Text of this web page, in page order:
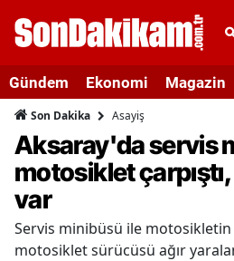
Gündem Ekonomi Magazin
Son Dakika Asayiş
Aksaray'da servis
motosiklet çarpıştı,
var
Servis minibüsü ile motosikletin
motosiklet sürücüsü ağır